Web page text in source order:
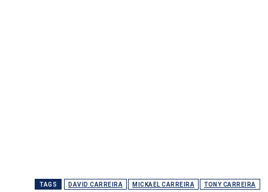
TAGS DAVID CARREIRA MICKAEL CARREIRA TONY CARREIRA